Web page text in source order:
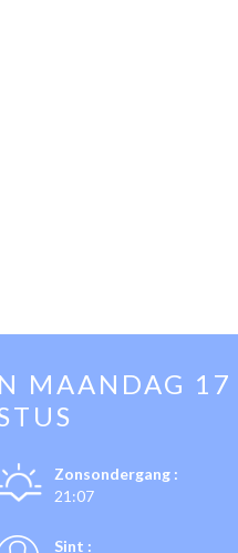
MAANDAG 17
Zonsondergang :
21:07
Sint :